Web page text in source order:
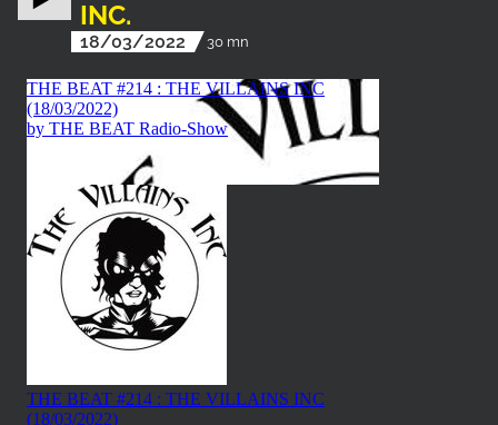
INC.
18/03/2022 30 mn